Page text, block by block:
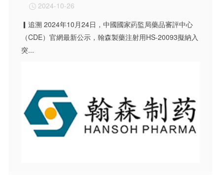
 2024-10-26
▎追溯 2024年10月24日，中國國家葯監局藥品審評中心
（CDE）官網最新公示，翰森製藥注射用HS-20093擬納入
突...